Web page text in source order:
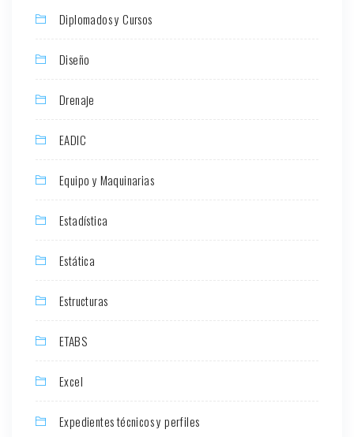
Diplomados y Cursos
Diseño
Drenaje
EADIC
Equipo y Maquinarias
Estadística
Estática
Estructuras
ETABS
Excel
Expedientes técnicos y perfiles